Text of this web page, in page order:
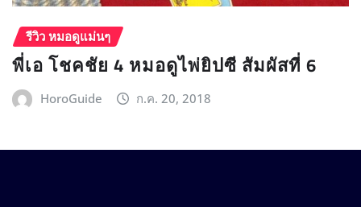
รีวิว หมอดูแม่นๆ
พี่เอ โชคชัย 4 หมอดูไพ่ยิปซี สัมผัสที่ 6
HoroGuide ก.ค. 20, 2018